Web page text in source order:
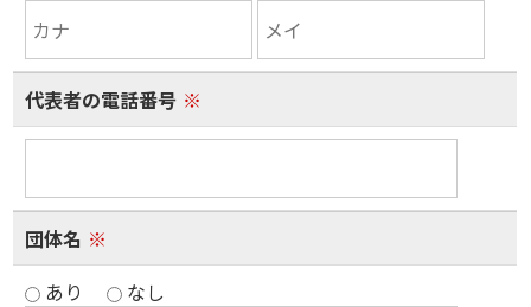
代表者の電話番号 ※
団体名 ※
あり
なし